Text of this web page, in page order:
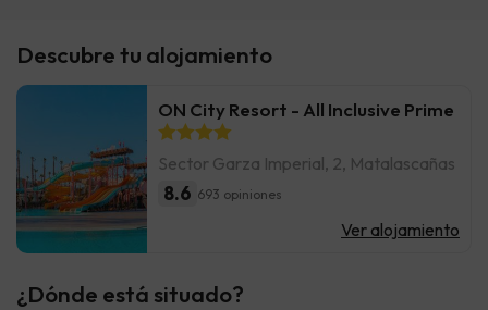
Descubre tu alojamiento
ON City Resort - All Inclusive Prime
Sector Garza Imperial, 2, Matalascañas
8.6 693 opiniones
Ver alojamiento
¿Dónde está situado?